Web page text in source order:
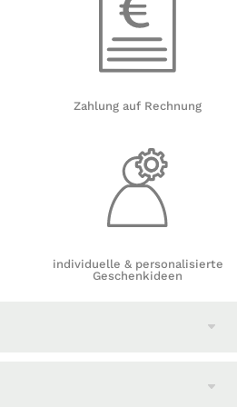
Zahlung auf Rechnung
individuelle & personalisierte
Geschenkideen